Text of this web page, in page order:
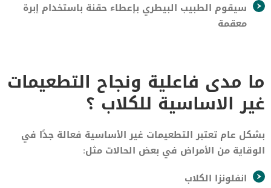
سيقوم الطبيب البيطري بإعطاء حقنة باستخدام إبرة
معقمة
ما مدى فاعلية ونجاح التطعيمات
غير الاساسية للكلاب ؟
بشكل عام تعتبر التطعيمات غير الأساسية فعالة جدًا في
الوقاية من الأمراض في بعض الحالات مثل:
انفلونزا الكلاب